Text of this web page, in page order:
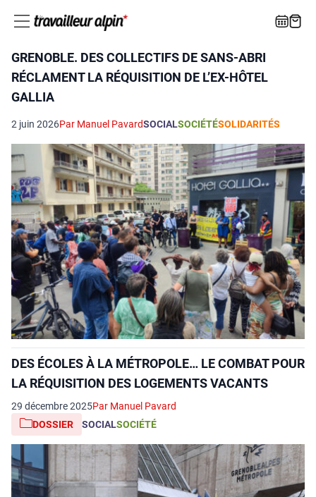
GRENOBLE. DES COLLECTIFS DE SANS-ABRI
RÉCLAMENT LA RÉQUISITION DE L’EX-HÔTEL
GALLIA
2 juin 2026Par Manuel PavardSOCIALSOCIÉTÉSOLIDARITÉS
DES ÉCOLES À LA MÉTROPOLE… LE COMBAT POUR
LA RÉQUISITION DES LOGEMENTS VACANTS
29 décembre 2025Par Manuel Pavard
DOSSIER
SOCIALSOCIÉTÉ